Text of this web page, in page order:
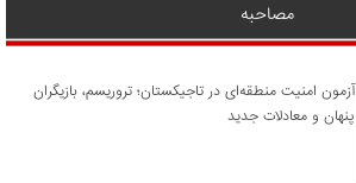
مصاحبه
آزمون امنیت منطقه‌ای در تاجیکستان؛ تروریسم، بازیگران
پنهان و معادلات جدید